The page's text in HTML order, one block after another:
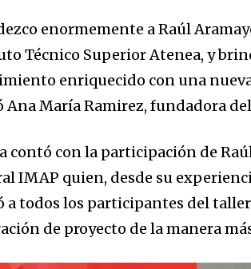
and be
conversation.
simply enter your email address on
button below. Don't worry, we
enormemente a Raúl
Técnico Superior Atenea, y
enriquecido con una
Ana María Ramirez, fundadora
contó con la participación de
IMAP quien, desde su
a todos los participantes del
de proyecto de la manera